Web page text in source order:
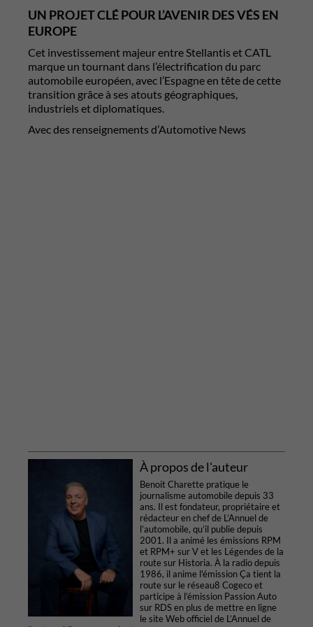
UN PROJET CLÉ POUR L’AVENIR DES VÉS EN
EUROPE
Cet investissement majeur entre Stellantis et CATL
marque un tournant dans l’électrification du parc
automobile européen, avec l’Espagne en tête de cette
transition grâce à ses atouts géographiques,
industriels et diplomatiques.
Avec des renseignements d’Automotive News
À propos de l'auteur
Benoit Charette pratique le
journalisme automobile depuis 33
ans. Il est fondateur, propriétaire et
rédacteur en chef de L’Annuel de
l’automobile, qu’il publie depuis
2001. Il a animé les émissions RPM
et RPM+ sur V et les Légendes de la
route sur Historia. À la radio depuis
1986, il anime l'émission Ça tient la
route sur le réseau8 Cogeco et
participe à l’émission Passion Auto
sur RDS en plus de mettre en ligne
le site Web officiel de L’Annuel de